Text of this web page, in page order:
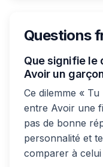
Questions
Que signifie le
Avoir un
Ce dilemme «
entre Avoir une
pas de bonne
personnalité et
comparer à